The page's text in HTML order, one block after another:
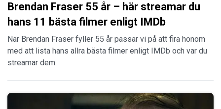
Brendan Fraser 55 år – här streamar du
hans 11 bästa filmer enligt IMDb
När Brendan Fraser fyller 55 år passar vi på att fira honom
med att lista hans allra bästa filmer enligt IMDb och var du
streamar dem.